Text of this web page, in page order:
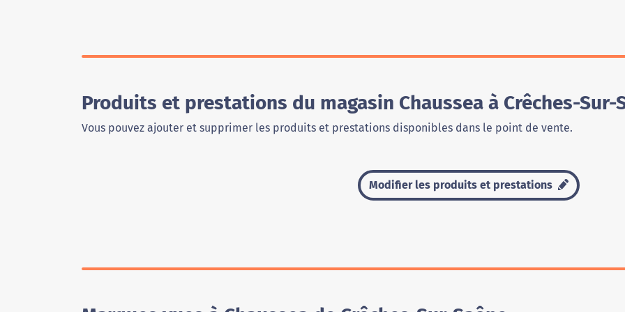
Produits et prestations du magasin Chaussea à Crêches-Sur-
Vous pouvez ajouter et supprimer les produits et prestations disponibles dans le point de vente.
Modifier les produits et prestations